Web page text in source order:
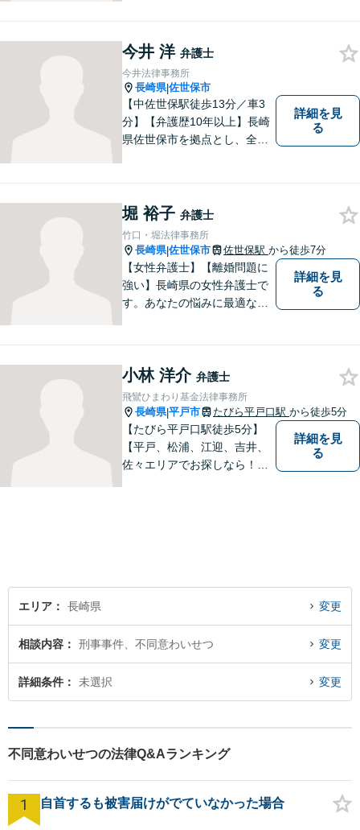
にご相談ください。
今井 洋 弁護士
今井法律事務所
長崎県|佐世保市
【中佐世保駅徒歩13分／車3
分】【弁護歴10年以上】長崎
県佐世保市を拠点とし、全国
の解決へと導きます。時間外
のご相談にも対応可能ですの
で、お気軽にご連絡くださ
い。
詳細を見
る
堀 裕子 弁護士
竹口・堀法律事務所
長崎県|佐世保市 佐世保駅 から徒歩7分
【女性弁護士】【離婚問題に
強い】長崎県の女性弁護士で
す。あなたの悩みに最適なリ
詳細を見
る
小林 洋介 弁護士
飛鸞ひまわり基金法律事務所
長崎県|平戸市 たびら平戸口駅 から徒歩5分
【たびら平戸口駅徒歩5分】
【平戸、松浦、江迎、吉井、
佐々エリアでお探しなら！】
詳細を見
る
エリア 長崎県 変更
相談内容 刑事事件、不同意わいせつ 変更
詳細条件 未選択 変更
不同意わいせつの法律Q&Aランキング
1 自首するも被害届けがでていなかった場合